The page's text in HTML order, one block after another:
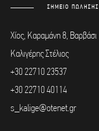
ΣΗΜΕΙΟ ΠΩΛΗΣΗΣ
Χίος, Καραμάνη 8, Βαρβάσι
Καλιγέρης Στέλιος
+30 22710 23537
+30 22710 40114
s_kalige@otenet.gr